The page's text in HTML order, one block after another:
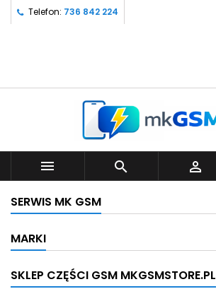
Telefon: 736 842 224
  
SERWIS MK GSM
MARKI
SKLEP CZĘŚCI GSM MKGSMSTORE.PL